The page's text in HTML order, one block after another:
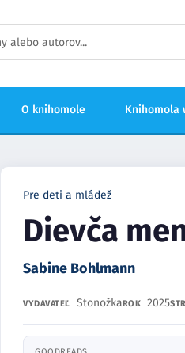
O knihomole Knihomola
Pre deti a mládež
Dievča
Sabine Bohlmann
VYDAVATEĽ StonožkaROK 2025